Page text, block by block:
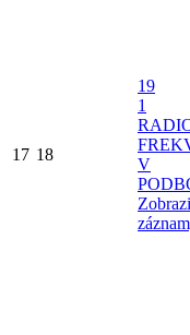
17 18
19
1
V